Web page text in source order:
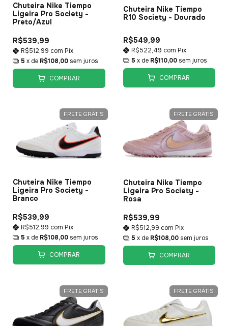
Chuteira Nike Tiempo
Ligeira Pro Society -
Preto/Azul
R$539,99
R$512,99 com Pix
5 x de R$108,00 sem juros
COMPRAR
Chuteira Nike Tiempo
R10 Society - Dourado
R$549,99
R$522,49 com Pix
5 x de R$110,00 sem juros
COMPRAR
FRETE GRÁTIS
Chuteira Nike Tiempo
Ligeira Pro Society -
Branco
R$539,99
R$512,99 com Pix
5 x de R$108,00 sem juros
COMPRAR
FRETE GRÁTIS
Chuteira Nike Tiempo
Ligeira Pro Society -
Rosa
R$539,99
R$512,99 com Pix
5 x de R$108,00 sem juros
COMPRAR
FRETE GRÁTIS FRETE GRÁTIS